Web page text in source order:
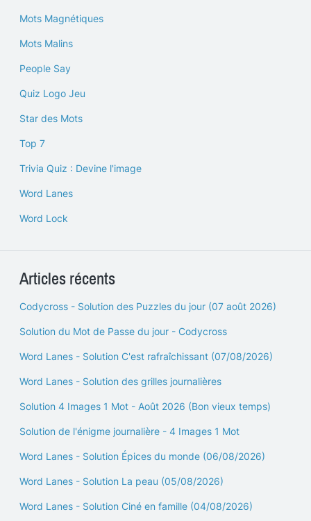
Mots Magnétiques
Mots Malins
People Say
Quiz Logo Jeu
Star des Mots
Top 7
Trivia Quiz : Devine l'image
Word Lanes
Word Lock
Articles récents
Codycross - Solution des Puzzles du jour (07 août 2026)
Solution du Mot de Passe du jour - Codycross
Word Lanes - Solution C'est rafraîchissant (07/08/2026)
Word Lanes - Solution des grilles journalières
Solution 4 Images 1 Mot - Août 2026 (Bon vieux temps)
Solution de l'énigme journalière - 4 Images 1 Mot
Word Lanes - Solution Épices du monde (06/08/2026)
Word Lanes - Solution La peau (05/08/2026)
Word Lanes - Solution Ciné en famille (04/08/2026)